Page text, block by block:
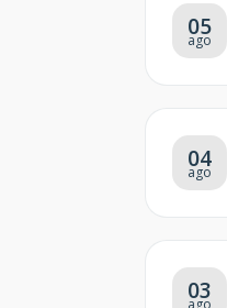
05
ago
04
ago
03
ago